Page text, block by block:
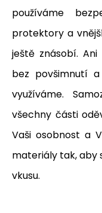
používáme
protektory a
ještě znásobí.
bez povšimnutí
využíváme.
všechny části
Vaši osobnost a
materiály tak, aby
vkusu.